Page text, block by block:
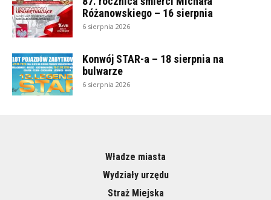
Różanowskiego – 16 sierpnia
6 sierpnia 2026
Konwój STAR-a – 18 sierpnia na
bulwarze
6 sierpnia 2026
Władze miasta
Wydziały urzędu
Straż Miejska